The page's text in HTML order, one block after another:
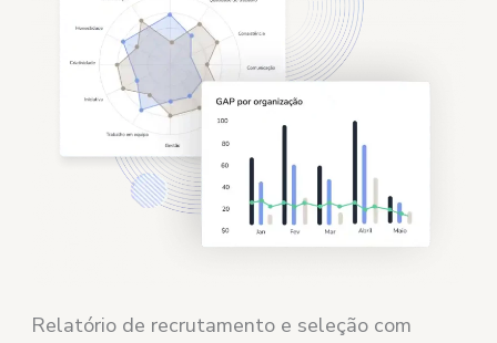
Relatório de recrutamento e seleção com